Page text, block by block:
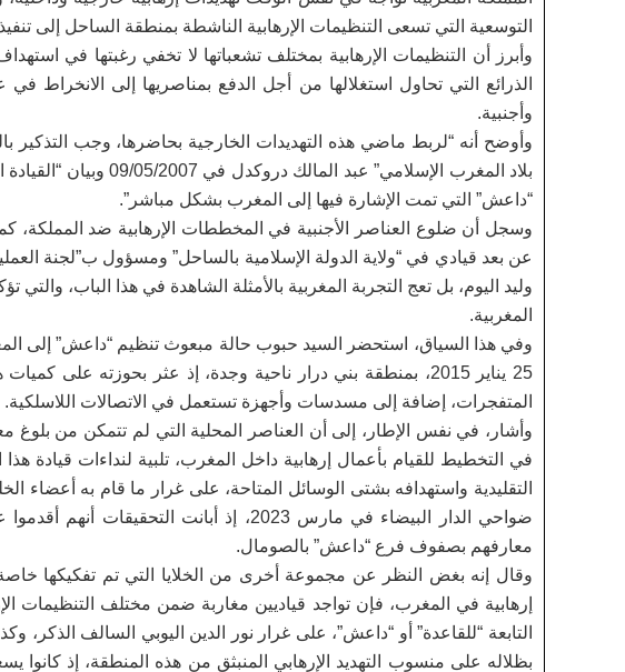
التوسعية التي تسعى التنظيمات الإرهابية الناشطة بمنطقة الساحل إلى
وأبرز أن التنظيمات الإرهابية بمختلف تشعباتها لا تخفي رغبتها في
الذرائع التي تحاول استغلالها من أجل الدفع بمناصريها إلى الانخراط
وأجنبية.
وأوضح أنه “لربط ماضي هذه التهديدات الخارجية بحاضرها، وجب التذكير
“داعش” التي تمت الإشارة فيها إلى المغرب بشكل مباشر”.
وسجل أن ضلوع العناصر الأجنبية في المخططات الإرهابية ضد المملكة، كما
عن بعد قيادي في “ولاية الدولة الإسلامية بالساحل” ومسؤول ب”لجنة
وليد اليوم، بل تعج التجربة المغربية بالأمثلة الشاهدة في هذا الباب،
المغربية.
وفي هذا السياق، استحضر السيد حبوب حالة مبعوث تنظيم “داعش” إلى
25 يناير 2015، بمنطقة بني درار ناحية وجدة، إذ عثر بحوزته
المتفجرات، إضافة إلى مسدسات وأجهزة تستعمل في الاتصالات اللاسلكية.
وأشار، في نفس الإطار، إلى أن العناصر المحلية التي لم تتمكن من بلوغ
في التخطيط للقيام بأعمال إرهابية داخل المغرب، تلبية لنداءات قيادة
التقليدية واستهدافه بشتى الوسائل المتاحة، على غرار ما قام به أعضاء
ضواحي الدار البيضاء في مارس 2023، إذ أبانت
معارفهم بصفوف فرع “داعش” بالصومال.
إرهابية في المغرب، فإن تواجد قياديين مغاربة ضمن مختلف التنظيمات
التابعة “للقاعدة” أو “داعش”، على غرار نور الدين اليوبي السالف
بظلاله على منسوب التهديد الإرهابي المنبثق من هذه المنطقة، إذ